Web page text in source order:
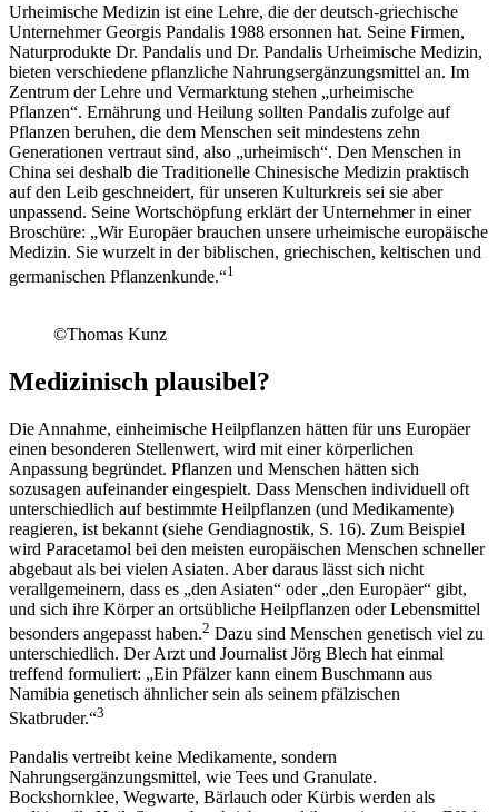
Urheimische Medizin ist eine Lehre, die der deutsch-griechische
Unternehmer Georgis Pandalis 1988 ersonnen hat. Seine Firmen,
Naturprodukte Dr. Pandalis und Dr. Pandalis Urheimische Medizin,
bieten verschiedene pflanzliche Nahrungsergänzungsmittel an. Im
Zentrum der Lehre und Vermarktung stehen „urheimische
Pflanzen“. Ernährung und Heilung sollten Pandalis zufolge auf
Pflanzen beruhen, die dem Menschen seit mindestens zehn
Generationen vertraut sind, also „urheimisch“. Den Menschen in
China sei deshalb die Traditionelle Chinesische Medizin praktisch
auf den Leib geschneidert, für unseren Kulturkreis sei sie aber
unpassend. Seine Wortschöpfung erklärt der Unternehmer in einer
Broschüre: „Wir Europäer brauchen unsere urheimische europäische
Medizin. Sie wurzelt in der biblischen, griechischen, keltischen und
germanischen Pflanzenkunde.“1
©Thomas Kunz
Medizinisch plausibel?
Die Annahme, einheimische Heilpflanzen hätten für uns Europäer
einen besonderen Stellenwert, wird mit einer körperlichen
Anpassung begründet. Pflanzen und Menschen hätten sich
sozusagen aufeinander eingespielt. Dass Menschen individuell oft
unterschiedlich auf bestimmte Heilpflanzen (und Medikamente)
reagieren, ist bekannt (siehe Gendiagnostik, S. 16). Zum Beispiel
wird Paracetamol bei den meisten europäischen Menschen schneller
abgebaut als bei vielen Asiaten. Aber daraus lässt sich nicht
verallgemeinern, dass es „den Asiaten“ oder „den Europäer“ gibt,
und sich ihre Körper an ortsübliche Heilpflanzen oder Lebensmittel
besonders angepasst haben.2 Dazu sind Menschen genetisch viel zu
unterschiedlich. Der Arzt und Journalist Jörg Blech hat einmal
treffend formuliert: „Ein Pfälzer kann einem Buschmann aus
Namibia genetisch ähnlicher sein als seinem pfälzischen
Skatbruder.“3
Pandalis vertreibt keine Medikamente, sondern
Nahrungsergänzungsmittel, wie Tees und Granulate.
Bockshornklee, Wegwarte, Bärlauch oder Kürbis werden als